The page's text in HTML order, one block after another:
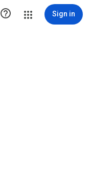
 Sign in